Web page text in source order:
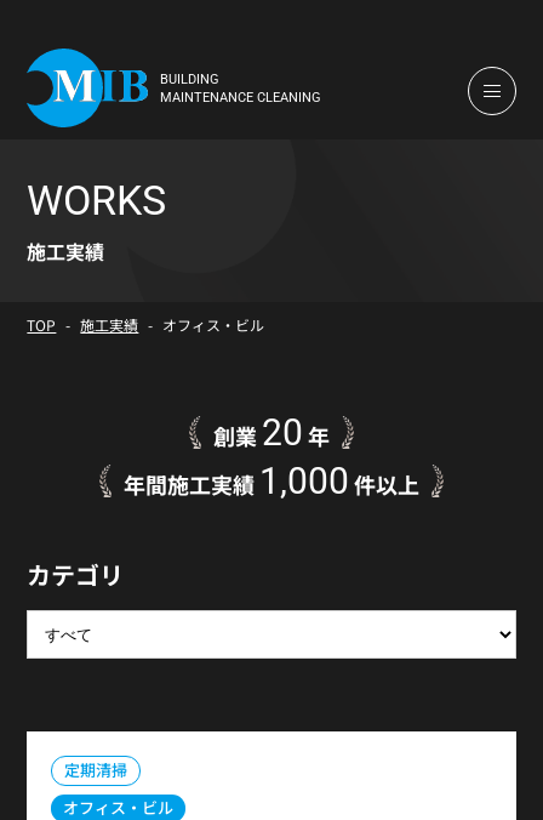
BUILDING
MAINTENANCE CLEANING
WORKS
施工実績
TOP 施工実績 オフィス・ビル
創業 20年
年間施工実績 1,000件以上
カテゴリ
定期清掃
オフィス・ビル